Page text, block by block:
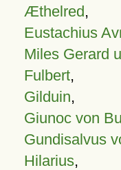
Æthelred,
Eustachius
Miles Gerard
Fulbert,
Gilduin,
Giunoc von
Gundisalvus
Hilarius,